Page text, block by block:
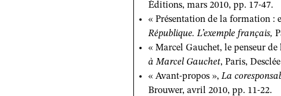
Éditions, mars 2010, pp. 17-47.
« Présentation de la formation :
République. L’exemple français,
« Marcel Gauchet, le penseur
à Marcel Gauchet, Paris,
« Avant-propos », La
Brouwer, avril 2010, pp. 11-22.